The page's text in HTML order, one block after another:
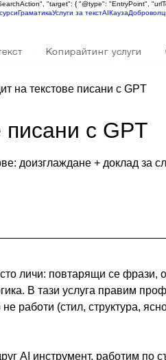
"target": { "@type": "EntryPoint",
ГраматикаУслуги за текстAIКауза
Копирайтинг услуги
GPT инструменти
на текстове писани с GPT
писани с GPT
доизглаждане + доклад за
личи: повтарящи се фрази,
В тази услуга правим
работи (стил, структура,
AI инструмент, работим по